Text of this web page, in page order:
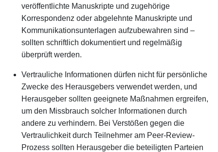
veröffentlichte Manuskripte und zugehörige
Korrespondenz oder abgelehnte Manuskripte und
Kommunikationsunterlagen aufzubewahren sind –
sollten schriftlich dokumentiert und regelmäßig
überprüft werden.
Vertrauliche Informationen dürfen nicht für persönliche
Zwecke des Herausgebers verwendet werden, und
Herausgeber sollten geeignete Maßnahmen ergreifen,
um den Missbrauch solcher Informationen durch
andere zu verhindern. Bei Verstößen gegen die
Vertraulichkeit durch Teilnehmer am Peer-Review-
Prozess sollten Herausgeber die beteiligten Parteien